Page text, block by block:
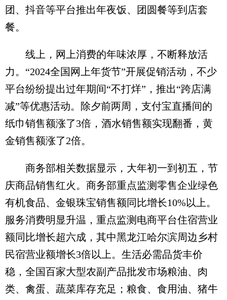
团、抖音等平台推出年夜饭、团圆餐等到店套
餐。
线上，网上消费的年味浓厚，不断释放活
力。“2024全国网上年货节”开展促销活动，不少
平台纷纷提出过年期间“不打烊”，推出“跨店满
减”等优惠活动。除夕前两周，支付宝直播间的
纸巾销售额涨了3倍，酒水销售额实现翻番，黄
金销售额涨了2倍。
商务部相关数据显示，大年初一到初五，节
庆商品销售红火。商务部重点监测零售企业绿色
有机食品、金银珠宝销售额同比增长10%以上。
服务消费明显升温，重点监测电商平台住宿营业
额同比增长超六成，其中黑龙江哈尔滨周边乡村
民宿营业额增长3倍以上。生活必需品货丰价
稳，全国百家大型农副产品批发市场粮油、肉
类、禽蛋、蔬菜库存充足；粮食、食用油、猪牛